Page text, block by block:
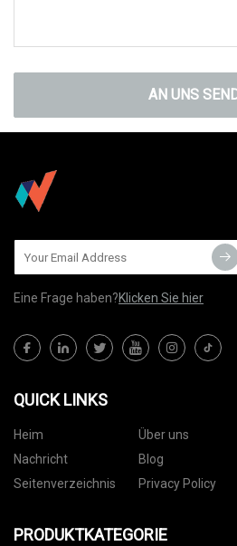
AN UNS
Eine Frage haben?Klicken Sie hier
QUICK LINKS
Heim Über uns
Nachricht
Blog
Seitenverzeichnis
Privacy Policy
PRODUKTKATEGORIE